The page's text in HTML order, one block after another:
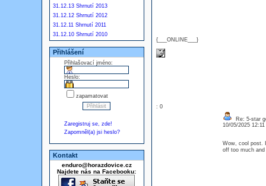
31.12.13 Shrnutí 2013
31.12.12 Shrnutí 2012
31.12.11 Shrnutí 2011
31.12.10 Shrnutí 2010
Přihlášení
Přihlašovací jméno:
Heslo:
zapamatovat
Zaregistruj se, zde!
Zapomněl(a) jsi heslo?
Kontakt
enduro@horazdovice.cz
Najdete nás na Facebooku:
{___ONLINE___}
: 0
Re: 5-star
10/05/2025
Wow, cool post.
off too much